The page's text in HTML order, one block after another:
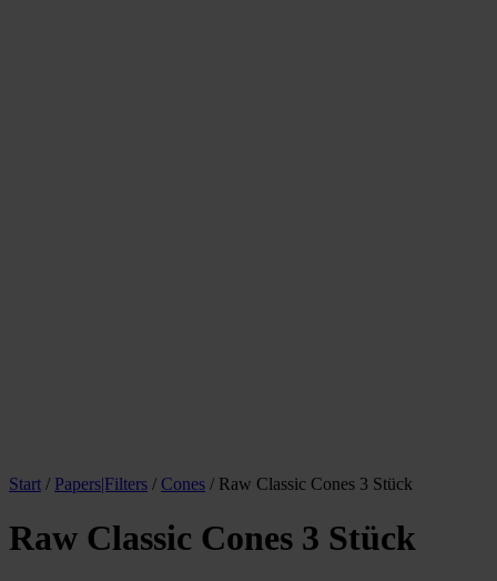
Start / Papers|Filters / Cones / Raw Classic Cones 3 Stück
Raw Classic Cones 3 Stück